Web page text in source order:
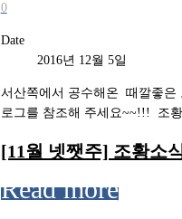
0
Date
2016년 12월 5일
서산쪽에서 공수해온 때깔좋은
로그를 참조해 주세요~~!!! ​ 조
[11월 넷쨋주] 조황소
Read more